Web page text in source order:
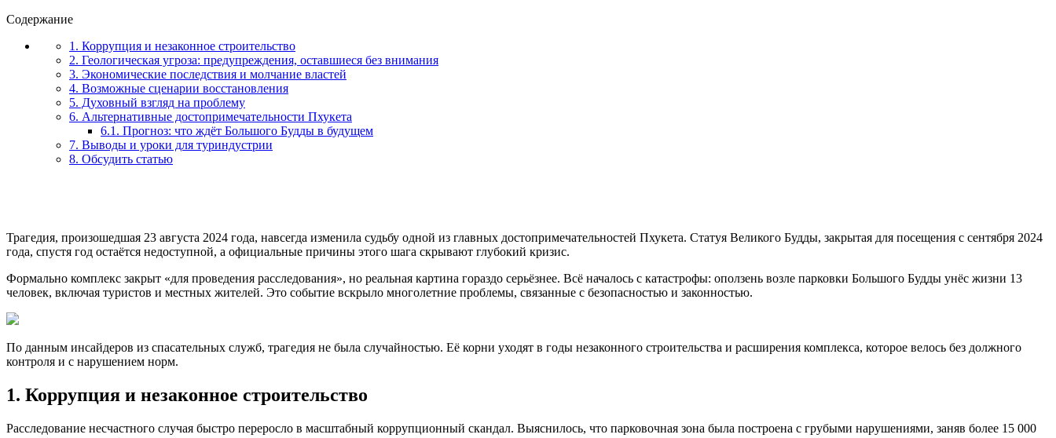
Содержание
1. Коррупция и незаконное строительство
2. Геологическая угроза: предупреждения, оставшиеся без внимания
3. Экономические последствия и молчание властей
4. Возможные сценарии восстановления
5. Духовный взгляд на проблему
6. Альтернативные достопримечательности Пхукета
6.1. Прогноз: что ждёт Большого Будды в будущем
7. Выводы и уроки для туриндустрии
8. Обсудить статью
Трагедия, произошедшая 23 августа 2024 года, навсегда изменила судьбу одной из главных достопримечательностей Пхукета. Статуя Великого Будды, закрытая для посещения с сентября 2024
года, спустя год остаётся недоступной, а официальные причины этого шага скрывают глубокий кризис.
Формально комплекс закрыт «для проведения расследования», но реальная картина гораздо серьёзнее. Всё началось с катастрофы: оползень возле парковки Большого Будды унёс жизни 13
человек, включая туристов и местных жителей. Это событие вскрыло многолетние проблемы, связанные с безопасностью и законностью.
По данным инсайдеров из спасательных служб, трагедия не была случайностью. Её корни уходят в годы незаконного строительства и расширения комплекса, которое велось без должного
контроля и с нарушением норм.
1. Коррупция и незаконное строительство
Расследование несчастного случая быстро переросло в масштабный коррупционный скандал. Выяснилось, что парковочная зона была построена с грубыми нарушениями, заняв более 15 000